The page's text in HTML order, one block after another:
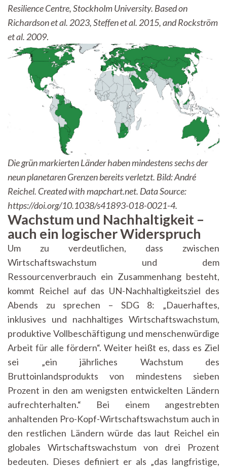
Resilience Centre, Stockholm University. Based on
Richardson et al. 2023, Steffen et al. 2015, and Rockström
et al. 2009.
Die grün markierten Länder haben mindestens sechs der
neun planetaren Grenzen bereits verletzt. Bild: André
Reichel. Created with mapchart.net. Data Source:
https://doi.org/10.1038/s41893-018-0021-4.
Wachstum und Nachhaltigkeit –
auch ein logischer Widerspruch
Um zu verdeutlichen, dass zwischen
Wirtschaftswachstum und dem
Ressourcenverbrauch ein Zusammenhang besteht,
kommt Reichel auf das UN-Nachhaltigkeitsziel des
Abends zu sprechen – SDG 8: „Dauerhaftes,
inklusives und nachhaltiges Wirtschaftswachstum,
produktive Vollbeschäftigung und menschenwürdige
Arbeit für alle fördern“. Weiter heißt es, dass es Ziel
sei „ein jährliches Wachstum des
Bruttoinlandsprodukts von mindestens sieben
Prozent in den am wenigsten entwickelten Ländern
aufrechterhalten.“ Bei einem angestrebten
anhaltenden Pro-Kopf-Wirtschaftswachstum auch in
den restlichen Ländern würde das laut Reichel ein
globales Wirtschaftswachstum von drei Prozent
bedeuten. Dieses definiert er als „das langfristige,